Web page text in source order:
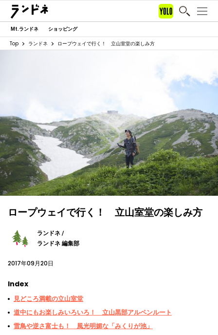
Mt.ランドネ ショッピング
Top ランドネ ロープウェイで行く！ 立山室堂の楽しみ方
ロープウェイで行く！ 立山室堂の楽しみ方
ランドネ /
ランドネ 編集部
2017年09月20日
Index
見どころ満載の立山室堂
道中にもお楽しみいろいろ！ 立山黒部アルペンルート
雷鳥や逆さ富士も！ 風光明媚な「みくりが池」